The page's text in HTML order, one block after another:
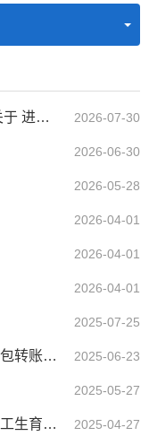
《安徽省医疗保障局 安徽省财政厅关于 进一步规范城乡居民大病保险管理服务工作的通知》政策解读 2026-07-30
2026-06-30
2026-05-28
2026-04-01
2026-04-01
2026-04-01
2025-07-25
个人账户共济家庭成员绑定与医保钱包转账 操作指南 2025-06-23
2025-05-27
【图解医保】医保热点问答之城镇职工生育保险医疗待遇知识篇 2025-04-27